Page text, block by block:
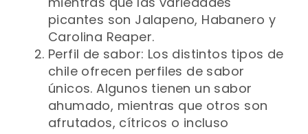
picantes son Jalapeno, Habanero y
Carolina Reaper.
Perfil de sabor: Los distintos tipos de
chile ofrecen perfiles de sabor
únicos. Algunos tienen un sabor
ahumado, mientras que otros son
afrutados, cítricos o incluso